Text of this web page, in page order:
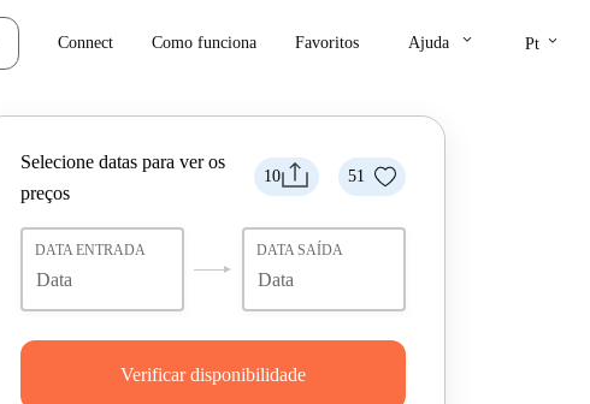
Connect Como funciona Favoritos Ajuda keyboard_arrow_down Pt keyboard_arrow_down
10 51
Selecione datas para ver os
preços
DATA ENTRADA DATA SAÍDA
Verificar disponibilidade